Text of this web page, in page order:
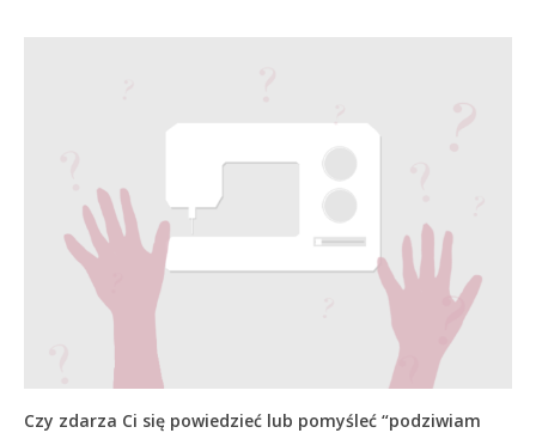
Czy zdarza Ci się powiedzieć lub pomyśleć “podziwiam